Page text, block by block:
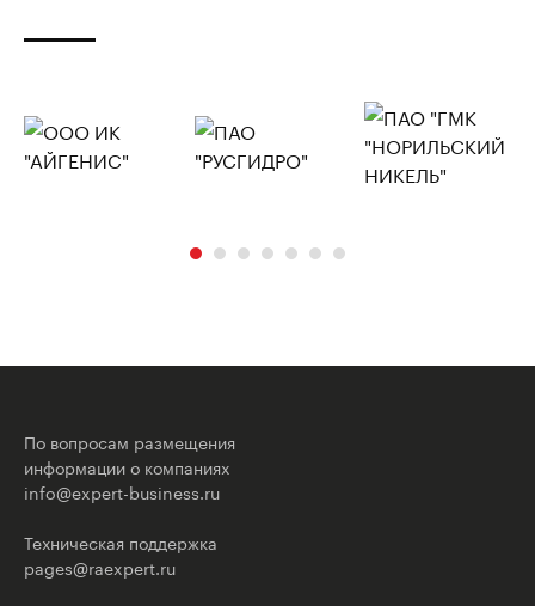
По вопросам размещения
информации о компаниях
info@expert-business.ru
Техническая поддержка
pages@raexpert.ru